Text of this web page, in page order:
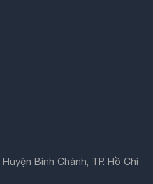
Bình Chánh, TP. Hồ Chí